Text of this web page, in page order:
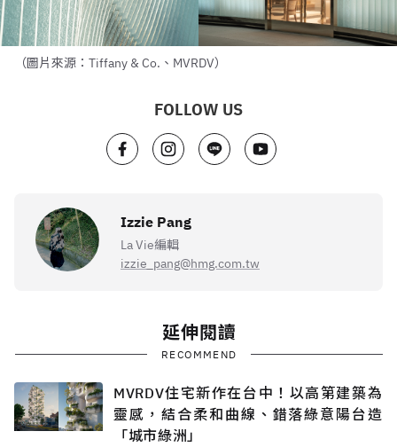
（圖片來源：Tiffany & Co.、MVRDV）
FOLLOW US
Izzie Pang
La Vie編輯
izzie_pang@hmg.com.tw
延伸閱讀
RECOMMEND
MVRDV住宅新作在台中！以高第建築為
靈感，結合柔和曲線、錯落綠意陽台造
「城市綠洲」